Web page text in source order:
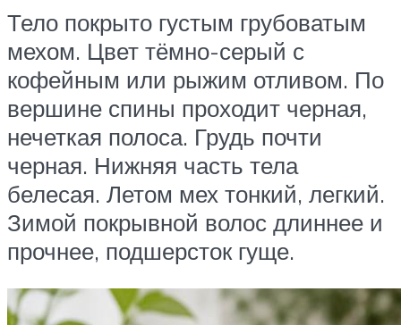
Тело покрыто густым грубоватым
мехом. Цвет тёмно-серый с
кофейным или рыжим отливом. По
вершине спины проходит черная,
нечеткая полоса. Грудь почти
черная. Нижняя часть тела
белесая. Летом мех тонкий, легкий.
Зимой покрывной волос длиннее и
прочнее, подшерсток гуще.